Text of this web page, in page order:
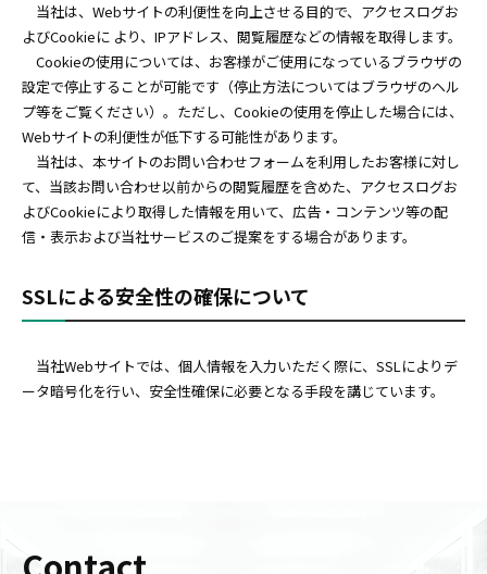
当社は、Webサイトの利便性を向上させる目的で、アクセスログお
よびCookieに より、IPアドレス、閲覧履歴などの情報を取得します。
Cookieの使用については、お客様がご使用になっているブラウザの
設定で停止することが可能です（停止方法についてはブラウザのヘル
プ等をご覧ください）。ただし、Cookieの使用を停止した場合には、
Webサイトの利便性が低下する可能性があります。
当社は、本サイトのお問い合わせフォームを利用したお客様に対し
て、当該お問い合わせ以前からの閲覧履歴を含めた、アクセスログお
よびCookieにより取得した情報を用いて、広告・コンテンツ等の配
信・表示および当社サービスのご提案をする場合があります。
SSLによる安全性の確保について
当社Webサイトでは、個人情報を入力いただく際に、SSLによりデ
ータ暗号化を行い、安全性確保に必要となる手段を講じています。